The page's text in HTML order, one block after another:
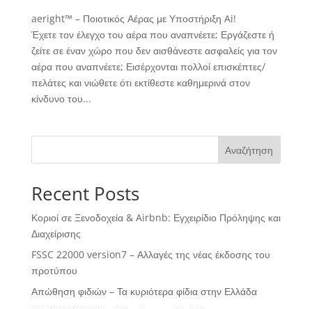
aeright™ – Ποιοτικός Αέρας με Υποστήριξη Ai!
Έχετε τον έλεγχο του αέρα που αναπνέετε; Εργάζεστε ή
ζείτε σε έναν χώρο που δεν αισθάνεστε ασφαλείς για τον
αέρα που αναπνέετε; Εισέρχονται πολλοί επισκέπτες/
πελάτες και νιώθετε ότι εκτίθεστε καθημερινά στον
κίνδυνο του...
Αναζήτηση
Recent Posts
Κοριοί σε Ξενοδοχεία & Airbnb: Εγχειρίδιο Πρόληψης και
Διαχείρισης
FSSC 22000 version7 – Αλλαγές της νέας έκδοσης του
προτύπου
Απώθηση φιδιών – Τα κυριότερα φίδια στην Ελλάδα